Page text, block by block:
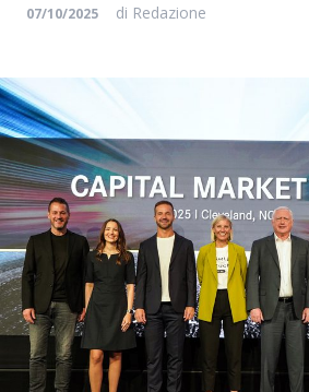
07/10/2025 di Redazione